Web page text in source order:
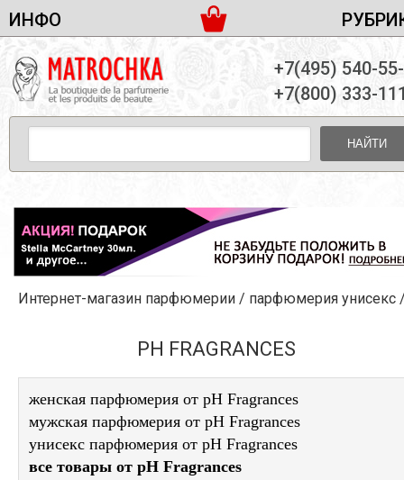
ИНФО
ДОСТАВКА И ОПЛАТА
ПАРТНЕРСТВО
КОНТАКТЫ
ЖЕНСКАЯ ПАРФЮМЕРИЯ
МУЖСКАЯ ПАРФЮМЕРИЯ
УНИСЕКС ПАРФЮМЕРИЯ
ЖЕНСКИЕ НАБОРЫ
МУЖСКИЕ НАБОРЫ
УНИСЕКС НАБОРЫ
УХОД ЗА ЛИЦОМ
УХОД ЗА ТЕЛОМ
ДЕКОРАТИВНАЯ КОСМЕТИКА
+7(495) 540-
+7(800) 333-
НАЙТИ
Интернет-магазин парфюмерии / парфюмерия унисекс
PH FRAGRANCES
женская парфюмерия от pH Fragrances
мужская парфюмерия от pH Fragrances
унисекс парфюмерия от pH Fragrances
все товары от pH Fragrances